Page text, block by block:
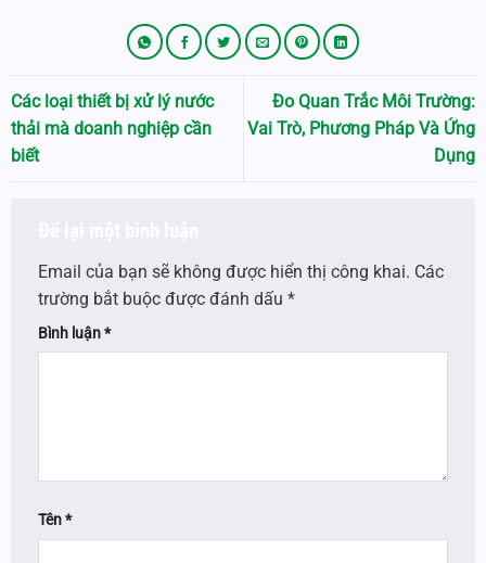
Các loại thiết bị xử lý nước
thải mà doanh nghiệp cần
biết
Đo Quan Trắc Môi Trường:
Vai Trò, Phương Pháp Và Ứng
Dụng
Email của bạn sẽ không được hiển thị công khai. Các
trường bắt buộc được đánh dấu *
Bình luận*
Tên*